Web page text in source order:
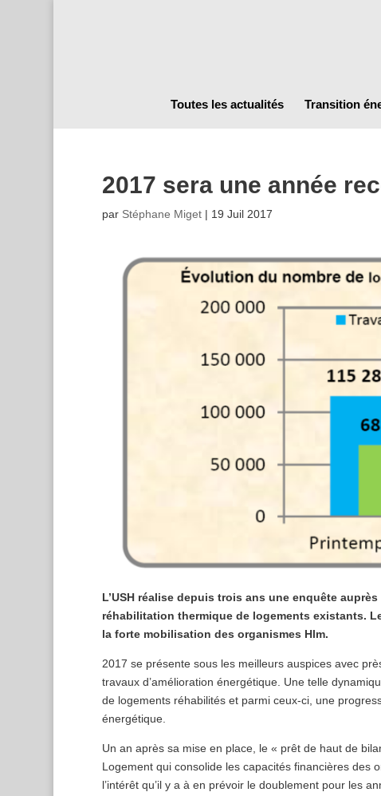
Toutes les actualités Transition
2017 sera une année
par Stéphane Miget| 19 Juil 2017
L’USH réalise depuis trois ans une enquête
réhabilitation thermique de logements existants.
la forte mobilisation des organismes Hlm.
2017 se présente sous les meilleurs auspices avec
travaux d’amélioration énergétique. Une telle
de logements réhabilités et parmi ceux-ci, une
énergétique.
Un an après sa mise en place, le « prêt de haut de
Logement qui consolide les capacités financières des
l’intérêt qu’il y a à en prévoir le doublement pour les